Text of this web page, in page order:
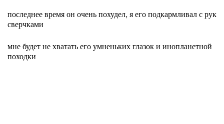
последнее время он очень похудел, я его подкармливал с рук
сверчками
мне будет не хватать его умненьких глазок и инопланетной
походки